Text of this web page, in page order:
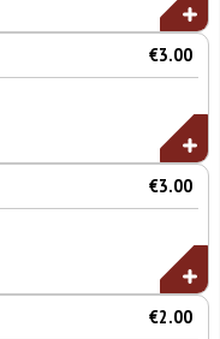
€3.00
€3.00
€2.00